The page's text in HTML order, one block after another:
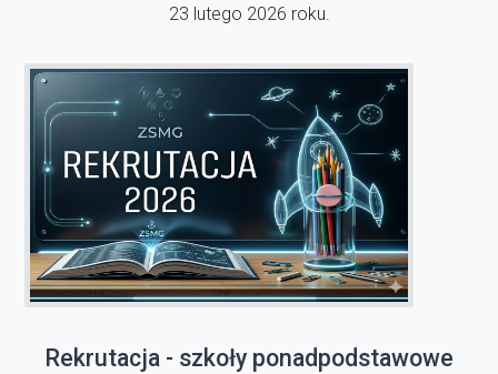
23 lutego 2026 roku.
Rekrutacja - szkoły ponadpodstawowe